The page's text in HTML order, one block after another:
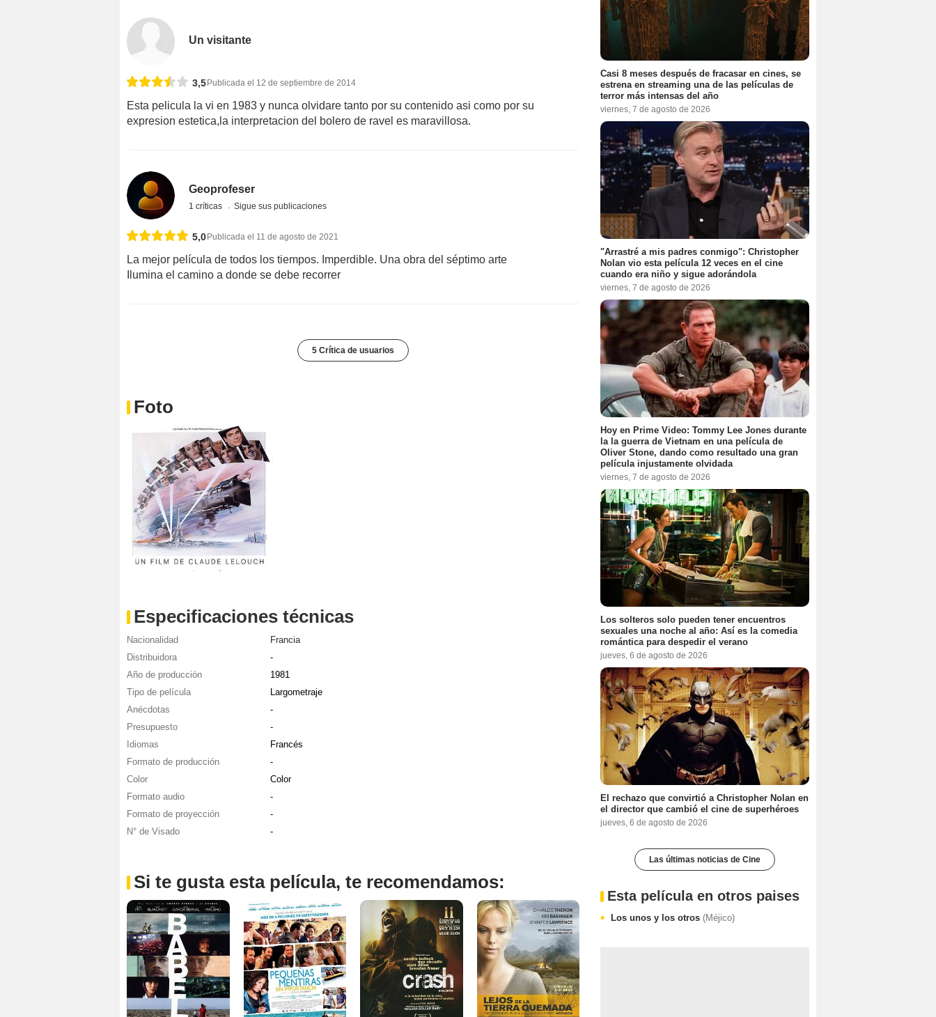
Un visitante
3,5 Publicada el 12 de septiembre de 2014
Esta pelicula la vi en 1983 y nunca olvidare tanto por su contenido asi como por su
expresion estetica,la interpretacion del bolero de ravel es maravillosa.
Geoprofeser
1 críticas Sigue sus publicaciones
5,0 Publicada el 11 de agosto de 2021
La mejor película de todos los tiempos. Imperdible. Una obra del séptimo arte
Ilumina el camino a donde se debe recorrer
5 Crítica de usuarios
Foto
Especificaciones técnicas
Nacionalidad
Francia
Distribuidora
-
Año de producción
1981
Tipo de película
Largometraje
Anécdotas
-
Presupuesto
-
Idiomas
Francés
Formato de producción
-
Color
Color
Formato audio
-
Formato de proyección
-
N° de Visado
-
Si te gusta esta película, te recomendamos:
Casi 8 meses después de fracasar en cines, se
estrena en streaming una de las películas de
terror más intensas del año
viernes, 7 de agosto de 2026
"Arrastré a mis padres conmigo": Christopher
Nolan vio esta película 12 veces en el cine
cuando era niño y sigue adorándola
viernes, 7 de agosto de 2026
Hoy en Prime Video: Tommy Lee Jones durante
la la guerra de Vietnam en una película de
Oliver Stone, dando como resultado una gran
película injustamente olvidada
viernes, 7 de agosto de 2026
Los solteros solo pueden tener encuentros
sexuales una noche al año: Así es la comedia
romántica para despedir el verano
jueves, 6 de agosto de 2026
El rechazo que convirtió a Christopher Nolan en
el director que cambió el cine de superhéroes
jueves, 6 de agosto de 2026
Las últimas noticias de Cine
Esta película en otros paises
Los unos y los otros (Méjico)